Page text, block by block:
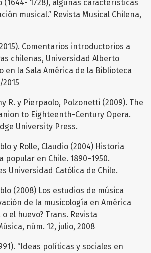
(1644- 1728), algunas características
musical.” Revista Musical Chilena,
Comentarios introductorios a
chilenas, Universidad Alberto
en la Sala América de la Biblioteca
R. y Pierpaolo, Polzonetti (2009). The
to Eighteenth-Century Opera.
University Press.
y Rolle, Claudio (2004) Historia
popular en Chile. 1890–1950.
Universidad Católica de Chile.
(2008) Los estudios de música
de la musicología en América
el huevo? Trans. Revista
núm. 12, julio, 2008
“Ideas políticas y sociales en